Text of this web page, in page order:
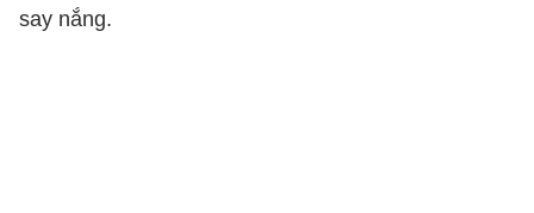
say nắng.